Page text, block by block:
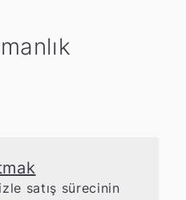
satış sürecinin